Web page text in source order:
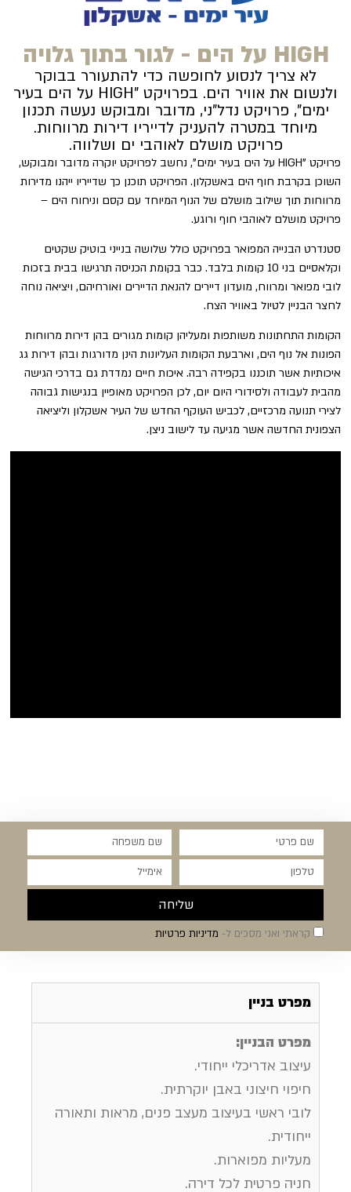
HIGH על הים - לגור בתוך גלויה
לא צריך לנסוע לחופשה כדי להתעורר בבוקר
ולנשום את אוויר הים. בפרויקט "HIGH על הים בעיר
ימים", פרויקט נדל"ני, מדובר ומבוקש נעשה תכנון
מיוחד במטרה להעניק לדייריו דירות מרווחות.
פרויקט מושלם לאוהבי ים ושלווה.
פרויקט "HIGH על הים בעיר ימים", נחשב לפרויקט יוקרה מדובר ומבוקש,
השוכן בקרבת חוף הים באשקלון. הפרויקט תוכנן כך שדייריו ייהנו מדירות
מרווחות תוך שילוב מושלם של הנוף המיוחד עם קסם וניחוח הים –
פרויקט מושלם לאוהבי חוף ורוגע.
סטנדרט הבנייה המפואר בפרויקט כולל שלושה בנייני בוטיק שקטים
וקלאסיים בני 10 קומות בלבד. כבר בקומת הכניסה תרגישו בבית בזכות
לובי מפואר ומרווח, מועדון דיירים להנאת הדיירים ואורחיהם, ויציאה נוחה
לחצר הבניין לטיול באוויר הצח.
הקומות התחתונות משותפות ומעליהן קומות מגורים בהן דירות מרווחות
הפונות אל נוף הים, וארבעת הקומות העליונות הינן מדורגות ובהן דירות גג
איכותיות אשר תוכננו בקפידה רבה. איכות חיים נמדדת גם בדרכי הגישה
מהבית לעבודה ולסידורי היום יום, לכן הפרויקט מאופיין בנגישות גבוהה
לצירי תנועה מרכזיים, לכביש העוקף החדש של העיר אשקלון וליציאה
הצפונית החדשה אשר מגיעה עד לישוב ניצן.
קראתי ואני מסכים ל- מדיניות פרטיות
שליחה
מפרט בניין
מפרט הבניין:
עיצוב אדריכלי ייחודי.
חיפוי חיצוני באבן יוקרתית.
לובי ראשי בעיצוב מעצב פנים, מראות ותאורה
ייחודית.
מעליות מפוארות.
חניה פרטית לכל דירה.